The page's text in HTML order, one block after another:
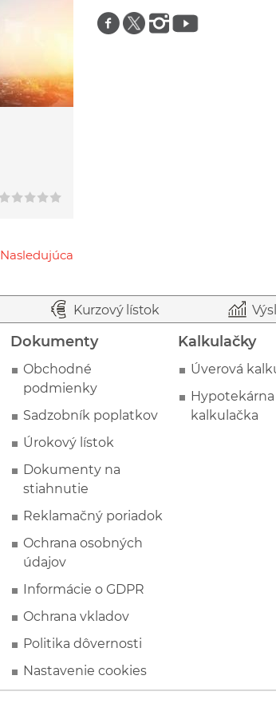
Nasledujúca
Przejdź do następnej strony
Znajdź nas na facebooku
Znajdź nas na twitterze
Znajdź nas na instagramie
Znajdź nas na youtube
Kurzový lístok
Dokumenty
Obchodné
podmienky
Sadzobník poplatkov
Úrokový lístok
Dokumenty na
stiahnutie
Reklamačný poriadok
Ochrana osobných
údajov
Informácie o GDPR
Ochrana vkladov
Politika dôvernosti
Nastavenie cookies
Kalkulačky
Úverová
Hypotekárna
kalkulačka